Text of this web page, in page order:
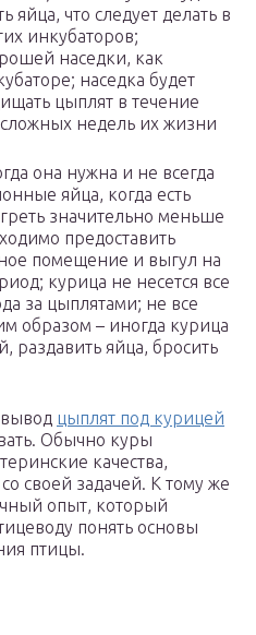
яйца, что следует делать в
инкубаторов;
наседки, как
наседка будет
цыплят в течение
недель их жизни
она нужна и не всегда
яйца, когда есть
значительно меньше
предоставить
помещение и выгул на
курица не несется все
за цыплятами; не все
образом – иногда курица
раздавить яйца, бросить
цыплят под курицей
Обычно куры
качества,
своей задачей. К тому же
опыт, который
понять основы
птицы.